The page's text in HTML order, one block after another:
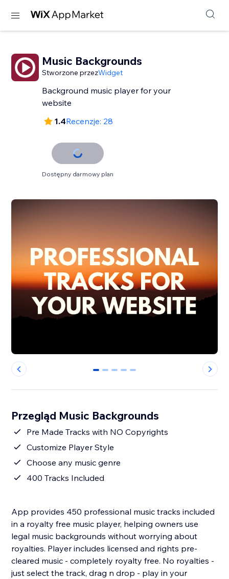
Music Backgrounds
Stworzone przezWidget
Background music player for your
website
1.4Recenzje: 28
Dostępny darmowy plan
0 1 2 3 4
Przegląd Music Backgrounds
Pre Made Tracks with NO Copyrights
Customize Player Style
Choose any music genre
400 Tracks Included
App provides 450 professional music tracks included
in a royalty free music player, helping owners use
legal music backgrounds without worrying about
royalties. Player includes licensed and rights pre-
cleared music - completely royalty free. No royalties -
just select the track, drag n drop - play in your